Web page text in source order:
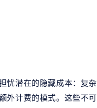
忧潜在的隐藏成本：复
计费的模式。这些不